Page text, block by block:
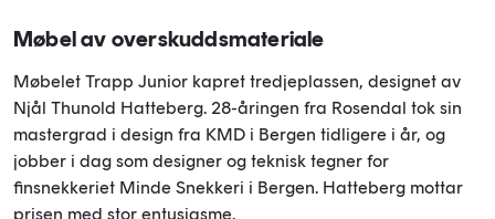
Møbel av overskuddsmateriale
Møbelet Trapp Junior kapret tredjeplassen, designet av
Njål Thunold Hatteberg. 28-åringen fra Rosendal tok sin
mastergrad i design fra KMD i Bergen tidligere i år, og
jobber i dag som designer og teknisk tegner for
finsnekkeriet Minde Snekkeri i Bergen. Hatteberg mottar
prisen med stor entusiasme.